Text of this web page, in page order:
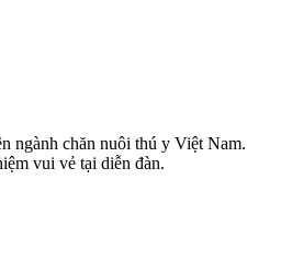
ngành chăn nuôi thú y Việt Nam.
vui vẻ tại diễn đàn.